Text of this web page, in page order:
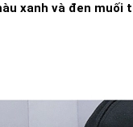
xanh và đen muối